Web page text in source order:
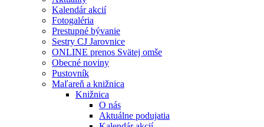
Kalendár akcií
Fotogaléria
Prestupné bývanie
Sestry CJ Jarovnice
ONLINE prenos Svätej omše
Obecné noviny
Pustovník
Maľareň a knižnica
Knižnica
O nás
Aktuálne podujatia